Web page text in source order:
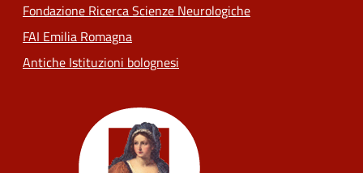
Fondazione Ricerca Scienze Neurologiche
FAI Emilia Romagna
Antiche Istituzioni bolognesi